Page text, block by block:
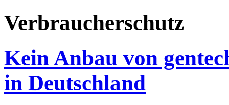
Verbraucherschutz
Kein Anbau von
in Deutschland